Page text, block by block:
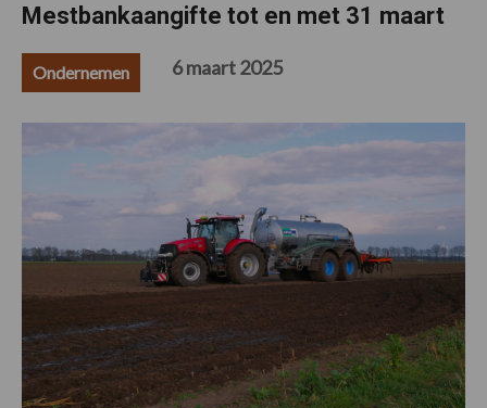
Mestbankaangifte tot en met 31 maart
Ondernemen 6 maart 2025